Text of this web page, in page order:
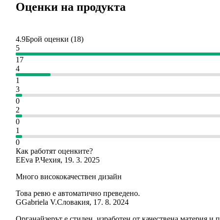
Оценки на продукта
4.9Брой оценки (18)
5
17
4
1
3
0
2
0
1
0
Как работят оценките?
EEva P.Чехия, 19. 3. 2025
Много висококачествен дизайн
Това ревю е автоматично преведено.
GGabriela V.Словакия, 17. 8. 2024